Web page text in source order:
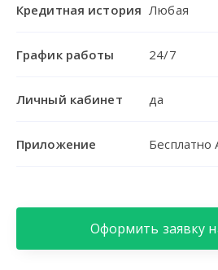
Кредитная история Любая
График работы 24/7
Личный кабинет да
Приложение Бесплатно
Оформить заявку